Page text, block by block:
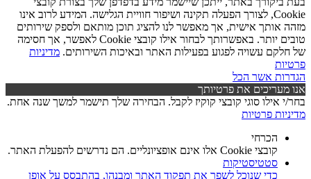
Cookie, לצורך הפעלה תקינה ושיפור חוויית הגלישה. המידע לרוב אינו
מזהה אותך אישית, אך מאפשר לנו להציג תוכן מותאם ולספק שירותים
טובים יותר. באפשרותך לבחור אילו קובצי Cookie לאפשר, אך חסימה
של חלקם עשויה לפגוע בפעילות האתר ובאיכות השירותים. מדיניות
פרטיות
הגדרות אשר הכל
אנו מעריכים את פרטיותך
בחר/י אילו סוגי קובצי קוקיז לקבל. הבחירה שלך תישמר למשך שנה אחת.
מדיניות פרטיות
הכרחי
קובצי Cookie אלו אינם אופציונליים. הם נדרשים להפעלת האתר.
סטטיסטיקות
כדי שנוכל לשפר את תפקוד האתר ומבנהו, בהתבסס על אופן